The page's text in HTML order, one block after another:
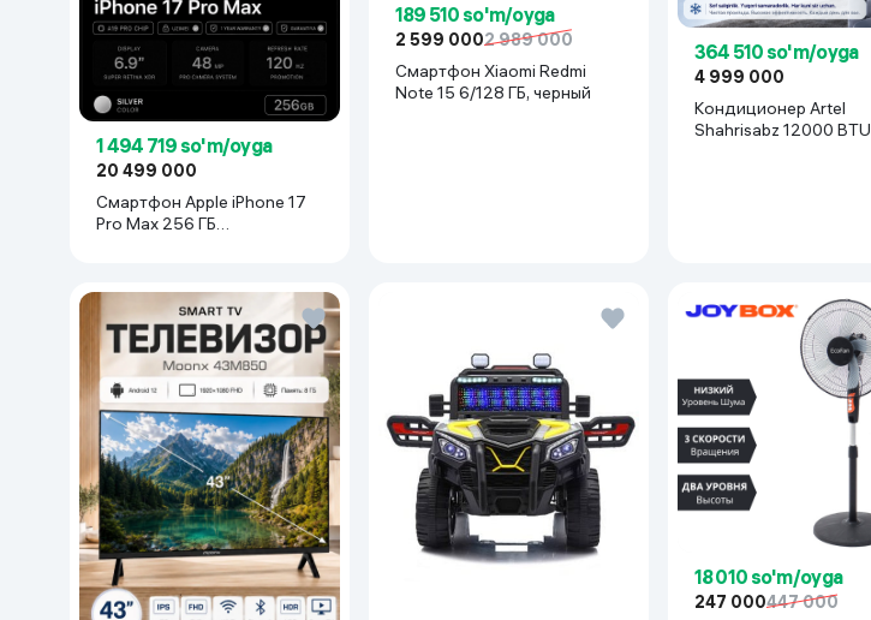
1 494 719 so'm/oyga
20 499 000
Смартфон Apple iPhone 17
Pro Max 256 ГБ
189 510 so'm/oyga
2 599 0002 989 000
Смартфон Xiaomi Redmi
Note 15 6/128 ГБ, черный
364 510 so'm/oyga
4 999 000
Кондиционер Artel
Shahrisabz 12000 BTU
18 010 so'm/oyga
247 000447 000